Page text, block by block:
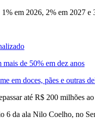
em 2026, 2% em 2027 e
de 50% em dez anos
em doces, pães e outras
até R$ 200 milhões
6 da ala Nilo Coelho, no